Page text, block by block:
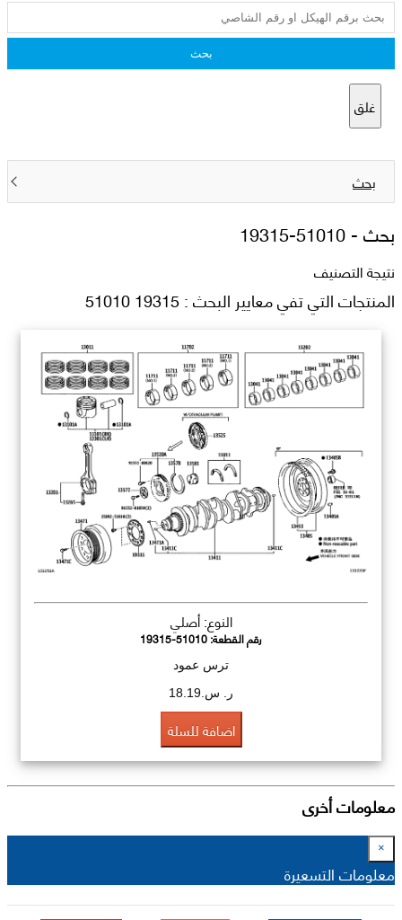
بحث
غلق
بحث
بحث -19315-51010
نتيجة التصنيف
المنتجات التي تفي معايير البحث : 19315 51010
النوع: أصلي
رقم القطعة:19315-51010
ترس عمود
ر. س.18.19
اضافة للسلة
معلومات أخرى
×
معلومات التسعيرة